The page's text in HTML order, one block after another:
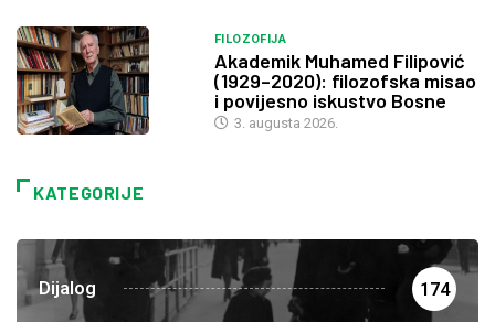
FILOZOFIJA
Akademik Muhamed Filipović
(1929–2020): filozofska misao
i povijesno iskustvo Bosne
3. augusta 2026.
KATEGORIJE
Dijalog 174